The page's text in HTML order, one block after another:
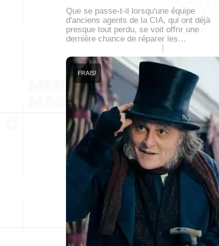
Que se passe-t-il lorsqu'une équipe
d'anciens agents de la CIA, qui ont déjà
presque tout perdu, se voit offrir une
dernière chance de réparer les…
FRAIS!